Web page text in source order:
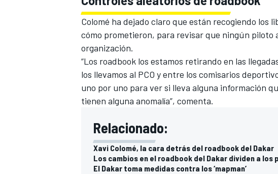
Colomé ha dejado claro que están recogiendo los
cómo prometieron, para revisar que ningún piloto
organización.
“Los roadbook los estamos retirando en las
los llevamos al PCO y entre los comisarios
uno por uno para ver si lleva alguna información
tienen alguna anomalía”, comenta.
Relacionado:
Xavi Colomé, la cara detrás del roadbook del Dakar
Los cambios en el roadbook del Dakar dividen a los
El Dakar toma medidas contra los ‘mapman’